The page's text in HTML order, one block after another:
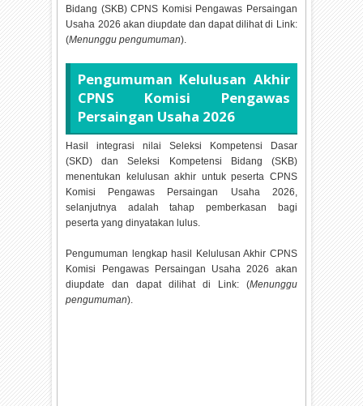
Bidang (SKB) CPNS Komisi Pengawas Persaingan
Usaha 2026 akan diupdate dan dapat dilihat di Link:
(Menunggu pengumuman).
Pengumuman Kelulusan Akhir
CPNS Komisi Pengawas
Persaingan Usaha 2026
Hasil integrasi nilai Seleksi Kompetensi Dasar
(SKD) dan Seleksi Kompetensi Bidang (SKB)
menentukan kelulusan akhir untuk peserta CPNS
Komisi Pengawas Persaingan Usaha 2026,
selanjutnya adalah tahap pemberkasan bagi
peserta yang dinyatakan lulus.
Pengumuman lengkap hasil Kelulusan Akhir CPNS
Komisi Pengawas Persaingan Usaha2026 akan
diupdate dan dapat dilihat di Link: (Menunggu
pengumuman).